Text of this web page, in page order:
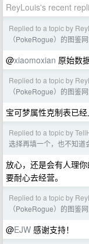
ReyLouis's recent
Replied to a topic by
（PokeRogue）的图鉴
@xiaomoxian 原始数
Replied to a topic by
（PokeRogue）的图鉴
宝可梦属性克制表已
Replied to a topic by
选择再填一个，也不知道
放心，还是会有人理
要耐心去经营。
Replied to a topic by
（PokeRogue）的图鉴
@EJW 感谢支持！